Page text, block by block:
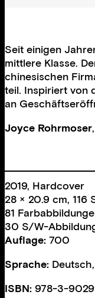
Seit einigen
mittlere Klasse.
chinesischen
teil. Inspiriert von
an
Joyce Rohrmoser
2019, Hardcover
28 × 20.9 cm, 116
81
30 S/W-
Auflage: 700
Sprache:
ISBN: 978-3-